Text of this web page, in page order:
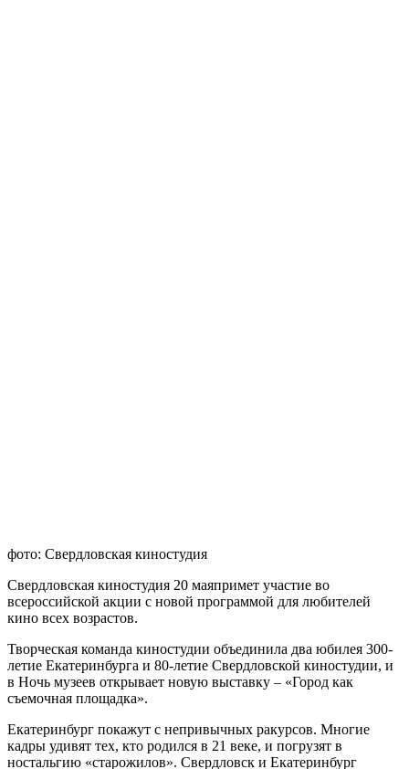
фото: Свердловская киностудия
Свердловская киностудия 20 маяпримет участие во
всероссийской акции с новой программой для любителей
кино всех возрастов.
Творческая команда киностудии объединила два юбилея 300-
летие Екатеринбурга и 80-летие Свердловской киностудии, и
в Ночь музеев открывает новую выставку – «Город как
съемочная площадка».
Екатеринбург покажут с непривычных ракурсов. Многие
кадры удивят тех, кто родился в 21 веке, и погрузят в
ностальгию «старожилов». Свердловск и Екатеринбург